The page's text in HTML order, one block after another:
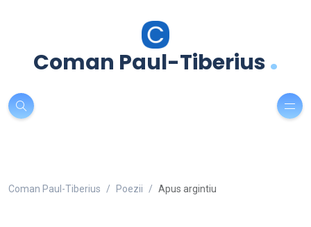
Coman Paul-Tiberius.
Coman Paul-Tiberius Poezii Apus argintiu